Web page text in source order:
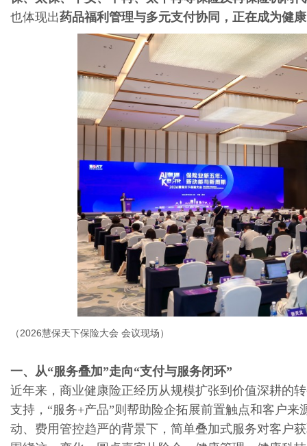
也体现出药品福利管理与多元支付协同，正在成为健
（2026慧保天下保险大会 会议现场）
一、从“服务叠加”走向“支付与服务闭环”
近年来，商业健康险正经历从规模扩张到价值深耕的
支持，“服务+产品”则帮助险企拓展前置触点和客户
动、费用管控趋严的背景下，简单叠加式服务对客户